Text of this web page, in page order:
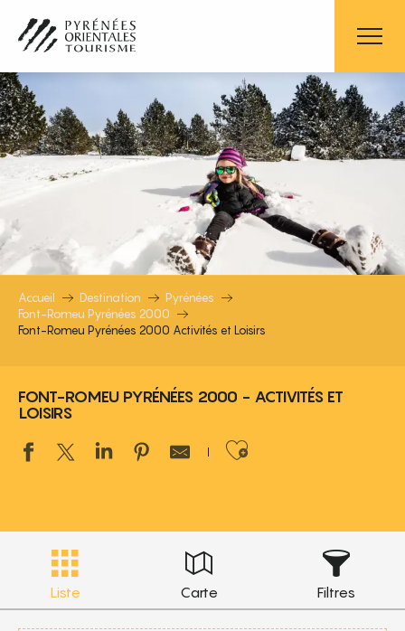
contenu
principal
Accueil Destination
Pyrénées
Font-Romeu Pyrénées 2000
Font-Romeu Pyrénées 2000 Activités et Loisirs
FONT-ROMEU PYRÉNÉES 2000 - ACTIVITÉS ET
LOISIRS
FONT-ROMEU PYRÉNÉES 2000
Ajouter aux
Liste Carte Filtres